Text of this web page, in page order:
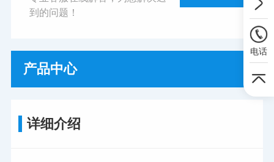
到的问题！
产品中心
详细介绍
电话